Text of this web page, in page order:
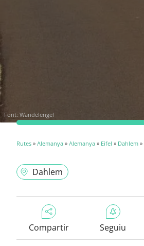
Font: Wandelengel
Rutes » Alemanya » Alemanya » Eifel » Dahlem »
Dahlem
Compartir Seguiu